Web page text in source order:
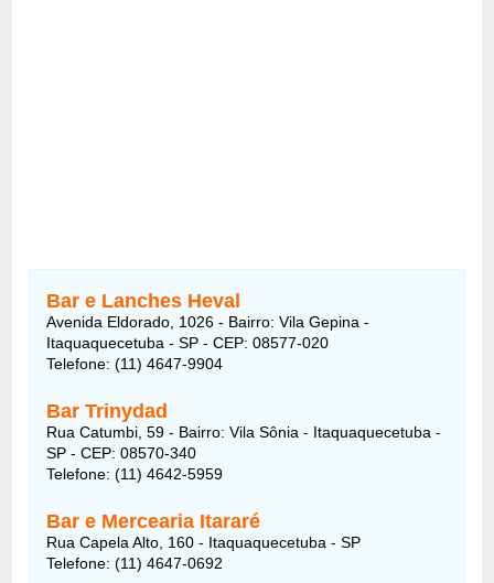
Bar e Lanches Heval
Avenida Eldorado, 1026 - Bairro: Vila Gepina -
Itaquaquecetuba - SP - CEP: 08577-020
Telefone: (11) 4647-9904
Bar Trinydad
Rua Catumbi, 59 - Bairro: Vila Sônia - Itaquaquecetuba -
SP - CEP: 08570-340
Telefone: (11) 4642-5959
Bar e Mercearia Itararé
Rua Capela Alto, 160 - Itaquaquecetuba - SP
Telefone: (11) 4647-0692